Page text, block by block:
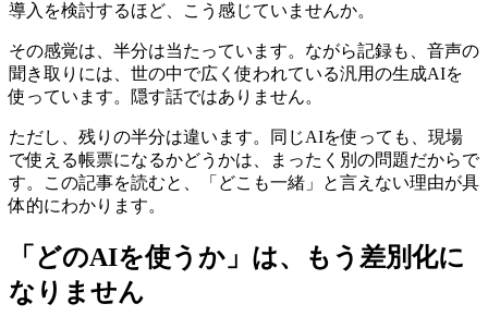
導入を検討するほど、こう感じていませんか。
その感覚は、半分は当たっています。ながら記録も、音声の
聞き取りには、世の中で広く使われている汎用の生成AIを
使っています。隠す話ではありません。
ただし、残りの半分は違います。同じAIを使っても、現場
で使える帳票になるかどうかは、まったく別の問題だからで
す。この記事を読むと、「どこも一緒」と言えない理由が具
体的にわかります。
「どのAIを使うか」は、もう差別化に
なりません